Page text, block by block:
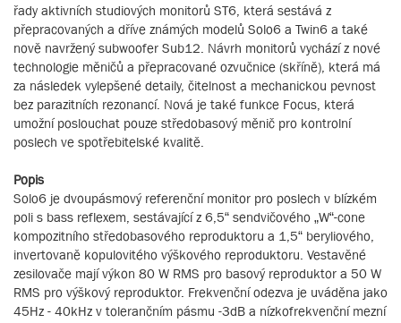
řady aktivních studiových monitorů ST6, která sestává z
přepracovaných a dříve známých modelů Solo6 a Twin6 a také
nově navržený subwoofer Sub12. Návrh monitorů vychází z nové
technologie měničů a přepracované ozvučnice (skříně), která má
za následek vylepšené detaily, čitelnost a mechanickou pevnost
bez parazitních rezonancí. Nová je také funkce Focus, která
umožní poslouchat pouze středobasový měnič pro kontrolní
poslech ve spotřebitelské kvalitě.
Popis
Solo6 je dvoupásmový referenční monitor pro poslech v blízkém
poli s bass reflexem, sestávající z 6,5“ sendvičového „W“-cone
kompozitního středobasového reproduktoru a 1,5“ beryliového,
invertovaně kopulovitého výškového reproduktoru. Vestavěné
zesilovače mají výkon 80 W RMS pro basový reproduktor a 50 W
RMS pro výškový reproduktor. Frekvenční odezva je uváděna jako
45Hz - 40kHz v tolerančním pásmu -3dB a nízkofrekvenční mezní